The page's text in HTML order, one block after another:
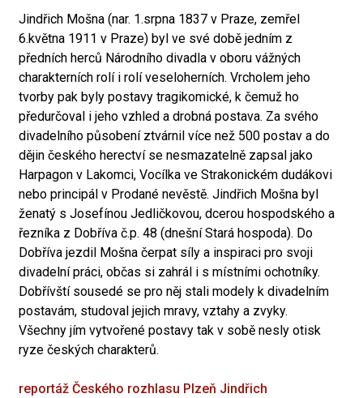
Jindřich Mošna (nar. 1.srpna 1837 v Praze, zemřel
6.května 1911 v Praze) byl ve své době jedním z
předních herců Národního divadla v oboru vážných
charakterních rolí i rolí veseloherních. Vrcholem jeho
tvorby pak byly postavy tragikomické, k čemuž ho
předurčoval i jeho vzhled a drobná postava. Za svého
divadelního působení ztvárnil více než 500 postav a do
dějin českého herectví se nesmazatelně zapsal jako
Harpagon v Lakomci, Vocílka ve Strakonickém dudákovi
nebo principál v Prodané nevěstě. Jindřich Mošna byl
ženatý s Josefínou Jedličkovou, dcerou hospodského a
řezníka z Dobříva č.p. 48 (dnešní Stará hospoda). Do
Dobříva jezdil Mošna čerpat síly a inspiraci pro svoji
divadelní práci, občas si zahrál i s místními ochotníky.
Dobřívští sousedé se pro něj stali modely k divadelním
postavám, studoval jejich mravy, vztahy a zvyky.
Všechny jím vytvořené postavy tak v sobě nesly otisk
ryze českých charakterů.
reportáž Českého rozhlasu Plzeň Jindřich